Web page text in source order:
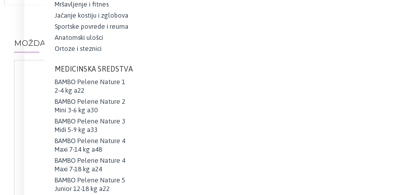
Mršavljenje i fitnes
Jačanje kostiju i zglobova
Sportske povrede i reuma
Anatomski ulošci
Ortoze i steznici
MEDICINSKA SREDSTVA
BAMBO Pelene Nature 1
2-4 kg a22
BAMBO Pelene Nature 2
Mini 3-6 kg a30
BAMBO Pelene Nature 3
Midi 5-9 kg a33
BAMBO Pelene Nature 4
Maxi 7-14 kg a48
BAMBO Pelene Nature 4
Maxi 7-18 kg a24
BAMBO Pelene Nature 5
Junior 12-18 kg a22
MOŽDA VAS ZANIMA I OVO...